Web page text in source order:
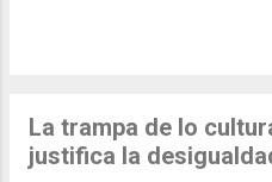
nombrada: no todas las
ampliar nuestra comprensión
nadie quede invisibilizado. Las
La trampa de lo
justifica la